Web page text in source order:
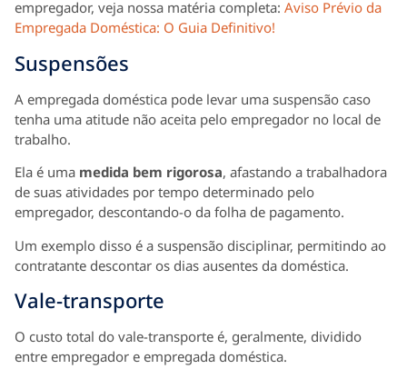
empregador, veja nossa matéria completa: Aviso Prévio da
Empregada Doméstica: O Guia Definitivo!
Suspensões
A empregada doméstica pode levar uma suspensão caso
tenha uma atitude não aceita pelo empregador no local de
trabalho.
Ela é uma medida bem rigorosa, afastando a trabalhadora
de suas atividades por tempo determinado pelo
empregador, descontando-o da folha de pagamento.
Um exemplo disso é a suspensão disciplinar, permitindo ao
contratante descontar os dias ausentes da doméstica.
Vale-transporte
O custo total do vale-transporte é, geralmente, dividido
entre empregador e empregada doméstica.